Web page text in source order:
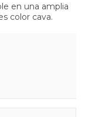
en una amplia
color cava.